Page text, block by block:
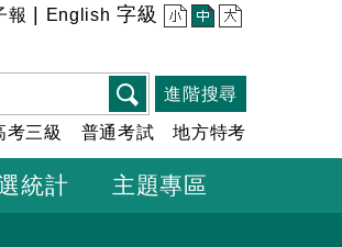
報 English 字級 小 中 大
進階搜尋
考三級 普通考試 地方特考
統計 主題專區